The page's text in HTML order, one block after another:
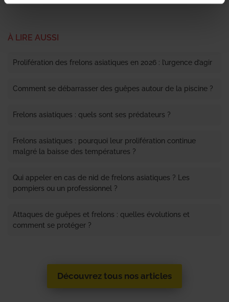
À LIRE AUSSI
Prolifération des frelons asiatiques en 2026 : l’urgence d’agir
Comment se débarrasser des guêpes autour de la piscine ?
Frelons asiatiques : quels sont ses prédateurs ?
Frelons asiatiques : pourquoi leur prolifération continue
malgré la baisse des températures ?
Qui appeler en cas de nid de frelons asiatiques ? Les
pompiers ou un professionnel ?
Attaques de guêpes et frelons : quelles évolutions et
comment se protéger ?
Découvrez tous nos articles